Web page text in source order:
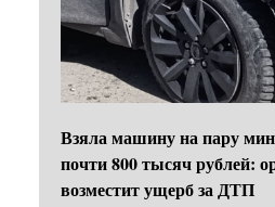
Взяла машину на пару
почти 800 тысяч рублей:
возместит ущерб за ДТП